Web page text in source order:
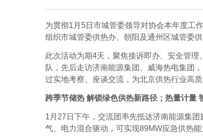
为贯彻1 月 5日 市城管委领导对协会本年度工
组织市城管委供热办、朝阳及通州区城管委
此次活动为期4天，聚焦接诉即办、安全管
队，先后走访济南能源集团、威海热电集团
过实地考察 、座谈交流 ，为北京供热行业高
跨季节储热 解锁绿色供热新路径 ； 热量计量
1 月 27 日下午，交流团率先抵达济南能源集
气、电力混合驱动，可实现89MW应急供热能